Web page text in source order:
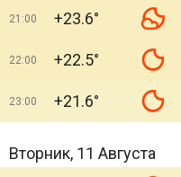
21:00 +23.6°
22:00 +22.5°
23:00 +21.6°
Вторник, 11 Августа